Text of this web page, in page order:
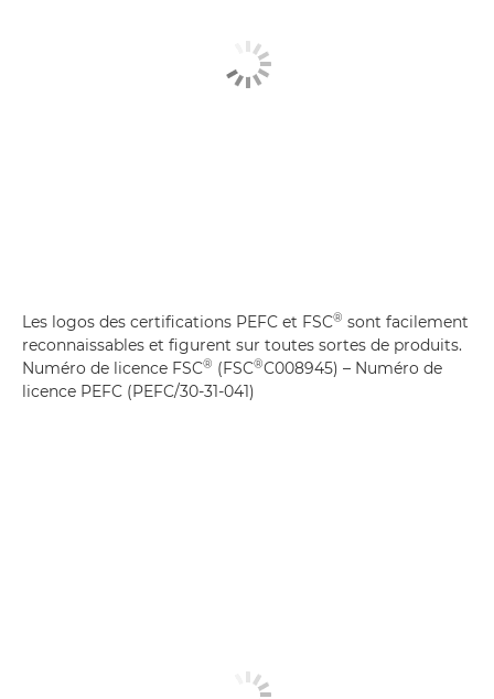
Les logos des certifications PEFC et FSC® sont facilement
reconnaissables et figurent sur toutes sortes de produits.
Numéro de licence FSC® (FSC®C008945) – Numéro de
licence PEFC (PEFC/30-31-041)